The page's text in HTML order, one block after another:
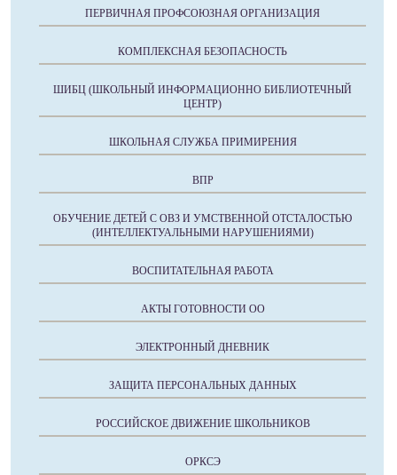
ПЕРВИЧНАЯ ПРОФСОЮЗНАЯ ОРГАНИЗАЦИЯ
КОМПЛЕКСНАЯ БЕЗОПАСНОСТЬ
ШИБЦ (ШКОЛЬНЫЙ ИНФОРМАЦИОННО БИБЛИОТЕЧНЫЙ
ЦЕНТР)
ШКОЛЬНАЯ СЛУЖБА ПРИМИРЕНИЯ
ВПР
ОБУЧЕНИЕ ДЕТЕЙ С ОВЗ И УМСТВЕННОЙ ОТСТАЛОСТЬЮ
(ИНТЕЛЛЕКТУАЛЬНЫМИ НАРУШЕНИЯМИ)
ВОСПИТАТЕЛЬНАЯ РАБОТА
АКТЫ ГОТОВНОСТИ ОО
ЭЛЕКТРОННЫЙ ДНЕВНИК
ЗАЩИТА ПЕРСОНАЛЬНЫХ ДАННЫХ
РОССИЙСКОЕ ДВИЖЕНИЕ ШКОЛЬНИКОВ
ОРКСЭ